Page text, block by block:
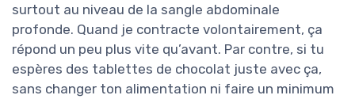
surtout au niveau de la sangle abdominale
profonde. Quand je contracte volontairement, ça
répond un peu plus vite qu’avant. Par contre, si tu
espères des tablettes de chocolat juste avec ça,
sans changer ton alimentation ni faire un minimum